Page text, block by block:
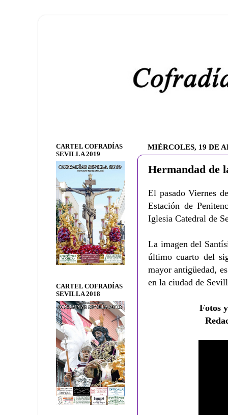
MIÉRCOLES, 19 DE
Hermandad de
El pasado Viernes
Estación de
Iglesia Catedral de
La imagen del
último cuarto del
mayor antigüedad,
en la ciudad de
Fotos
CARTEL COFRADÍAS
SEVILLA 2019
CARTEL COFRADÍAS
SEVILLA 2018